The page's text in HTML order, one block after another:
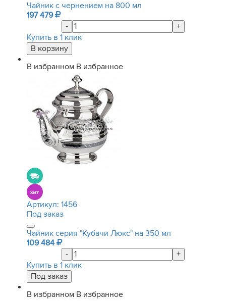
Чайник с чернением на 800 мл
197 479
-
+
Купить в 1 клик
В избранном В избранное
Артикул: 1456
Под заказ
Чайник серия "Кубачи Люкс" на 350 мл
109 484
-
+
Купить в 1 клик
В избранном В избранное